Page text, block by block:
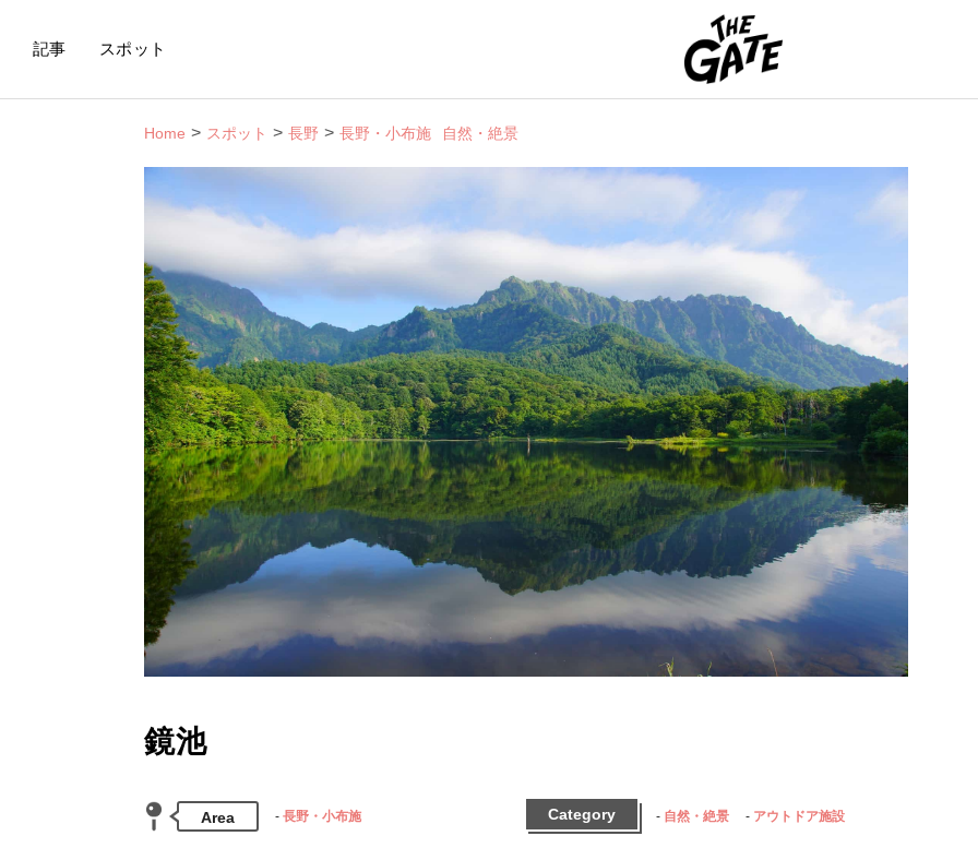
記事 スポット
Home スポット 長野 長野・小布施 自然・絶景
鏡池
Area 長野・小布施 Category 自然・絶景 アウトドア施設